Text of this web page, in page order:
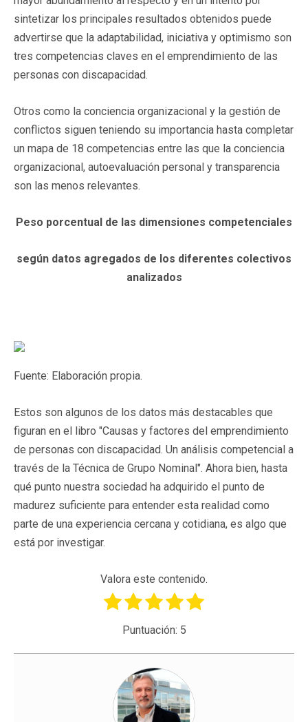
sintetizar los principales resultados obtenidos puede
advertirse que la adaptabilidad, iniciativa y optimismo son
tres competencias claves en el emprendimiento de las
personas con discapacidad.
Otros como la conciencia organizacional y la gestión de
conflictos siguen teniendo su importancia hasta completar
un mapa de 18 competencias entre las que la conciencia
organizacional, autoevaluación personal y transparencia
son las menos relevantes.
Peso porcentual de las dimensiones competenciales
según datos agregados de los diferentes colectivos
analizados
Fuente: Elaboración propia.
Estos son algunos de los datos más destacables que
figuran en el libro "Causas y factores del emprendimiento
de personas con discapacidad. Un análisis competencial a
través de la Técnica de Grupo Nominal". Ahora bien, hasta
qué punto nuestra sociedad ha adquirido el punto de
madurez suficiente para entender esta realidad como
parte de una experiencia cercana y cotidiana, es algo que
está por investigar.
Valora este contenido.
Puntuación: 5